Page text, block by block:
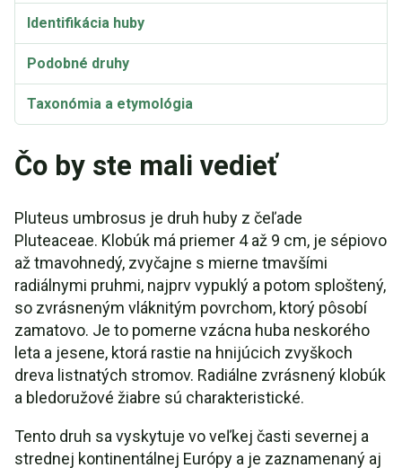
Identifikácia huby
Podobné druhy
Taxonómia a etymológia
Čo by ste mali vedieť
Pluteus umbrosus je druh huby z čeľade
Pluteaceae. Klobúk má priemer 4 až 9 cm, je sépiovo
až tmavohnedý, zvyčajne s mierne tmavšími
radiálnymi pruhmi, najprv vypuklý a potom sploštený,
so zvrásneným vláknitým povrchom, ktorý pôsobí
zamatovo. Je to pomerne vzácna huba neskorého
leta a jesene, ktorá rastie na hnijúcich zvyškoch
dreva listnatých stromov. Radiálne zvrásnený klobúk
a bledoružové žiabre sú charakteristické.
Tento druh sa vyskytuje vo veľkej časti severnej a
strednej kontinentálnej Európy a je zaznamenaný aj